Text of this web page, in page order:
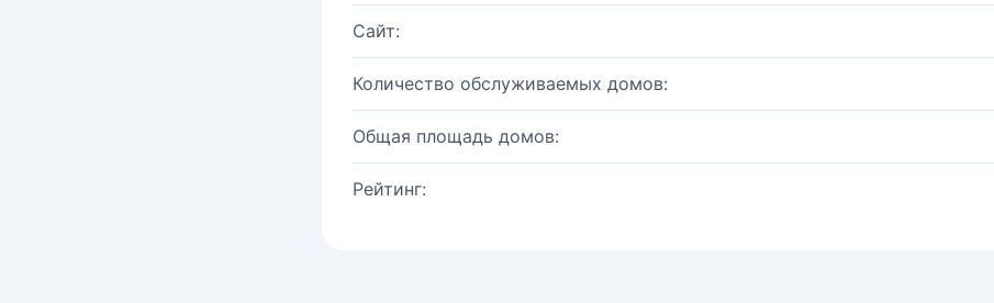
Сайт:
Количество обслуживаемых домов:
Общая площадь домов:
Рейтинг: